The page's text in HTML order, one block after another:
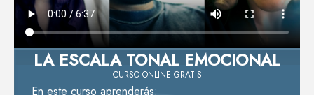
LA ESCALA TONAL EMOCIONAL
CURSO ONLINE GRATIS
En este curso aprenderás: